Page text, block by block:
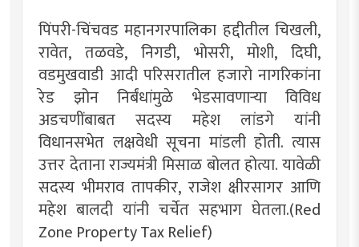
पिंपरी-चिंचवड महानगरपालिका हद्दीतील चिखली,
रावेत, तळवडे, निगडी, भोसरी, मोशी, दिघी,
वडमुखवाडी आदी परिसरातील हजारो नागरिकांना
रेड झोन निर्बंधांमुळे भेडसावणाऱ्या विविध
अडचणींबाबत सदस्य महेश लांडगे यांनी
विधानसभेत लक्षवेधी सूचना मांडली होती. त्यास
उत्तर देताना राज्यमंत्री मिसाळ बोलत होत्या. यावेळी
सदस्य भीमराव तापकीर, राजेश क्षीरसागर आणि
महेश बालदी यांनी चर्चेत सहभाग घेतला.(Red
Zone Property Tax Relief)